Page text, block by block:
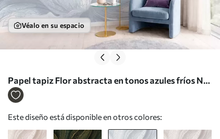
Véalo en su espacio
Papel tapiz Flor abstracta en tonos azules fríos Nr.
w05119v2
Este diseño está disponible en otros colores: